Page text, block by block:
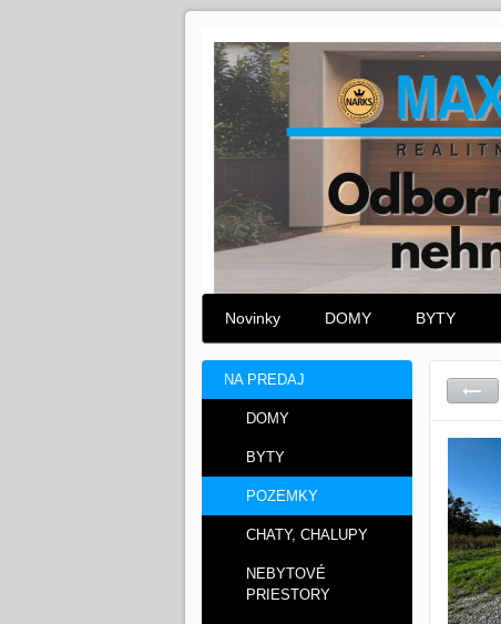
Novinky DOMY BYTY
NA PREDAJ
DOMY
BYTY
POZEMKY
CHATY, CHALUPY
NEBYTOVÉ
PRIESTORY